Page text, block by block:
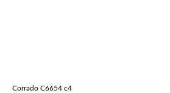
Corrado C6654 c4